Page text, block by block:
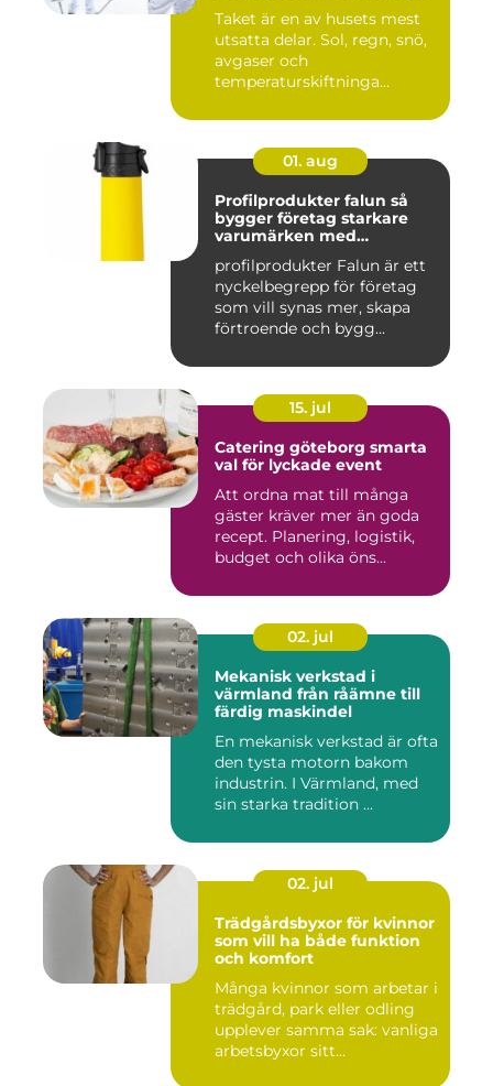
Taket är en av husets mest
utsatta delar. Sol, regn, snö,
avgaser och
temperaturskiftninga...
01. aug
Profilprodukter falun så
bygger företag starkare
varumärken med
profilprodukter Falun är ett
nyckelbegrepp för företag
som vill synas mer, skapa
förtroende och bygg...
15. jul
Catering göteborg smarta
val för lyckade event
Att ordna mat till många
gäster kräver mer än goda
recept. Planering, logistik,
budget och olika öns...
02. jul
Mekanisk verkstad i
värmland från råämne till
färdig maskindel
En mekanisk verkstad är ofta
den tysta motorn bakom
industrin. I Värmland, med
sin starka tradition ...
02. jul
Trädgårdsbyxor för kvinnor
som vill ha både funktion
och komfort
Många kvinnor som arbetar i
trädgård, park eller odling
upplever samma sak: vanliga
arbetsbyxor sitt...